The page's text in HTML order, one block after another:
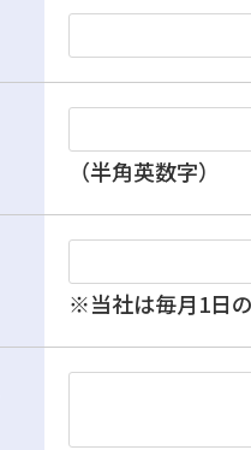
（半角英数字）
※当社は毎月1日